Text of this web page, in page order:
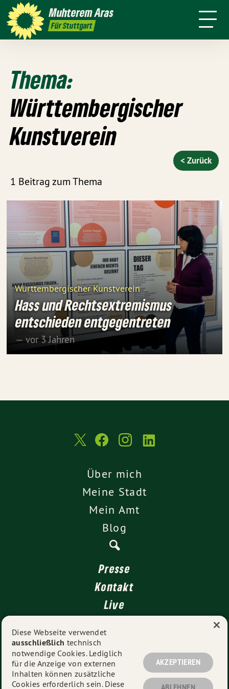
MuhteremAras
Für Stuttgart
Presse Kontakt Live
4 für
mich Stadt
Thema:
Württembergischer
Kunstverein
1 Beitrag zum Thema
< Zurück
Württembergischer Kunstverein
Hass und Rechtsextremismus
entschieden entgegentreten
— vor 3 Jahren
Über mich
Meine Stadt
Mein Amt
Blog
Presse
Kontakt
Live
Impressum
Datenschutz
Diese Webseite verwendet
ausschließlich technisch
notwendige Cookies. Lediglich
für die Anzeige von externen
Inhalten können zusätzliche
Cookies erforderlich sein. Diese
AKZEPTIEREN
×